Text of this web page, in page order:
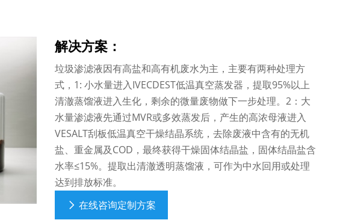
解决方案：
垃圾渗滤液因有高盐和高有机废水为主，主要有两种处理方
式，1: 小水量进入IVECDEST低温真空蒸发器，提取95%以上
清澈蒸馏液进入生化，剩余的微量废物做下一步处理。2：大
水量渗滤液先通过MVR或多效蒸发后，产生的高浓母液进入
VESALT刮板低温真空干燥结晶系统，去除废液中含有的无机
盐、重金属及COD，最终获得干燥固体结晶盐，固体结晶盐含
水率≤15%。提取出清澈透明蒸馏液，可作为中水回用或处理
达到排放标准。
在线咨询定制方案